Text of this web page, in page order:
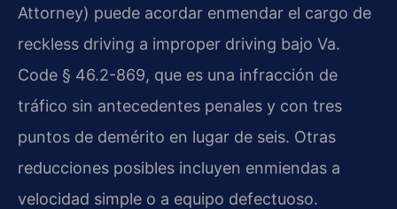
Attorney) puede acordar enmendar el cargo de
reckless driving a improper driving bajo Va.
Code § 46.2-869, que es una infracción de
tráfico sin antecedentes penales y con tres
puntos de demérito en lugar de seis. Otras
reducciones posibles incluyen enmiendas a
velocidad simple o a equipo defectuoso.